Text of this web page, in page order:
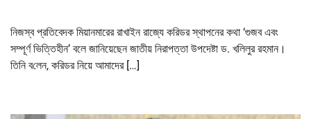
নিজস্ব প্রতিবেদক মিয়ানমারের রাখাইন রাজ্যে করিডর স্থাপনের কথা ‘গুজব এবং
সম্পূর্ণ ভিত্তিহীন’ বলে জানিয়েছেন জাতীয় নিরাপত্তা উপদেষ্টা ড. খলিলুর রহমান।
তি‌নি ব‌লে‌ন, করিডর নিয়ে আমাদের […]